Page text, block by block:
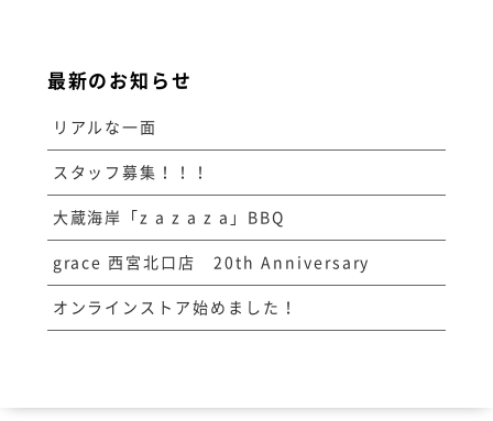
最新のお知らせ
リアルな一面
スタッフ募集！！！
大蔵海岸「z a z a z a」BBQ
grace 西宮北口店 20th Anniversary
オンラインストア始めました！